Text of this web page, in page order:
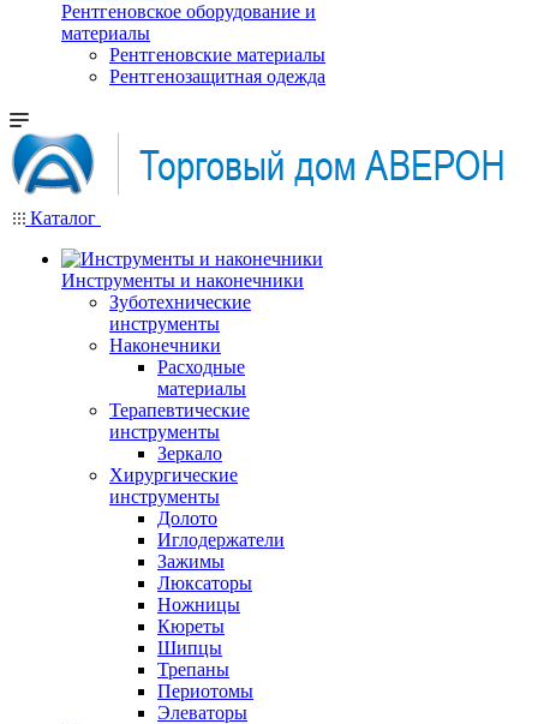
Рентгеновское оборудование и
материалы
Рентгеновские материалы
Рентгенозащитная одежда
Каталог
Инструменты и наконечники
Зуботехнические
инструменты
Наконечники
Расходные
материалы
Терапевтические
инструменты
Зеркало
Хирургические
инструменты
Долото
Иглодержатели
Зажимы
Люксаторы
Ножницы
Кюреты
Шипцы
Трепаны
Периотомы
Элеваторы